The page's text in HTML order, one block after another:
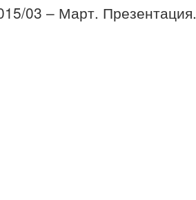
03 – Март. Презентация.